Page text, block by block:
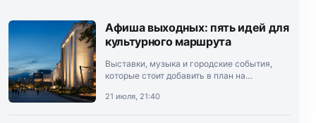
Афиша выходных: пять идей для
культурного маршрута
Выставки, музыка и городские события,
которые стоит добавить в план на
21 июля, 21:40